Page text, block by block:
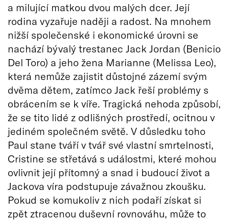
a milující matkou dvou malých dcer. Její
rodina vyzařuje naději a radost. Na mnohem
nižší společenské i ekonomické úrovni se
nachází bývalý trestanec Jack Jordan (Benicio
Del Toro) a jeho žena Marianne (Melissa Leo),
která nemůže zajistit důstojné zázemí svým
dvěma dětem, zatímco Jack řeší problémy s
obrácením se k víře. Tragická nehoda způsobí,
že se tito lidé z odlišných prostředí, ocitnou v
jediném společném světě. V důsledku toho
Paul stane tváří v tvář své vlastní smrtelnosti,
Cristine se střetává s událostmi, které mohou
ovlivnit její přítomný a snad i budoucí život a
Jackova víra podstupuje závažnou zkoušku.
Pokud se komukoliv z nich podaří získat si
zpět ztracenou duševní rovnováhu, může to